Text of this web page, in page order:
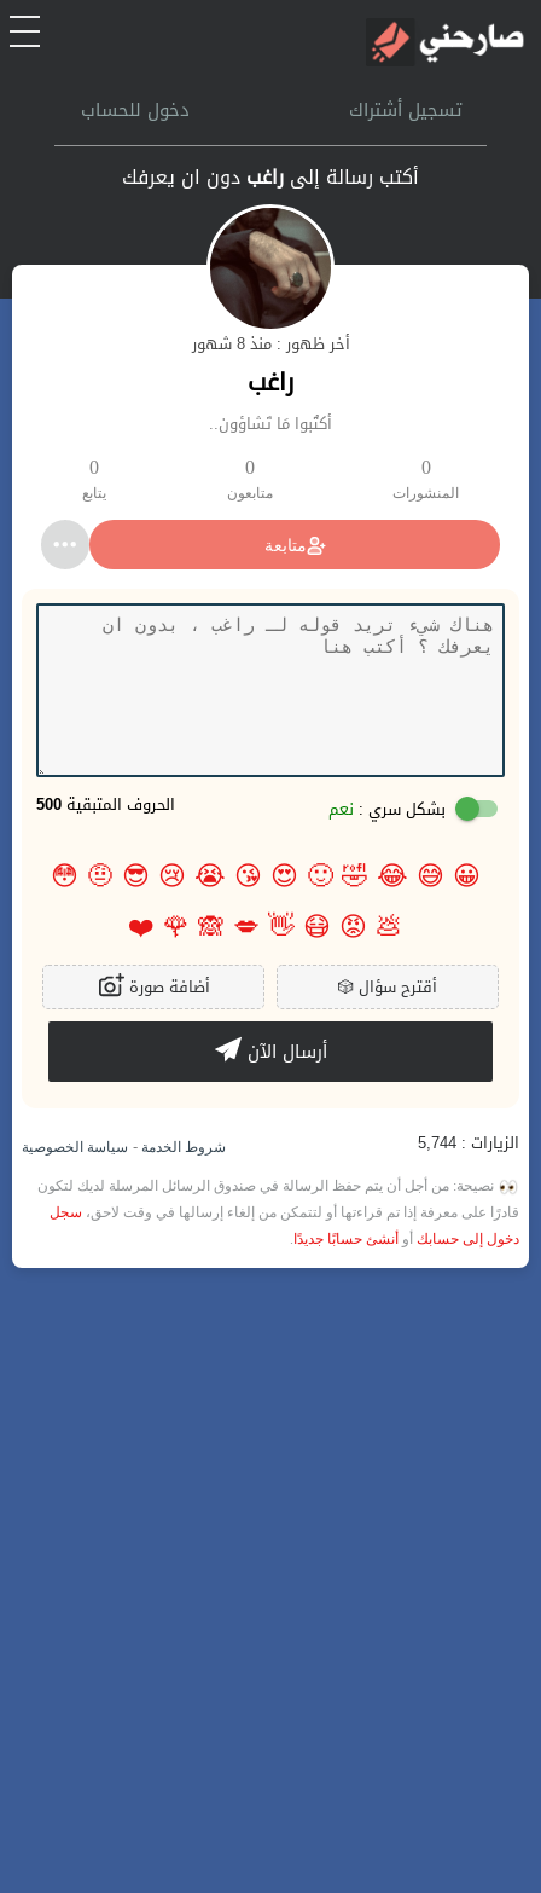
الرئيسيةتسجيل أشتراك دخول للحساب
أكتب رسالة إلىراغبدون ان يعرفك
أخر ظهور : منذ 8 شهور
راغب
أكتُبوا مَا تَشاؤون..
0
المنشورات
0
متابعون
0
يتابع
متابعة
500 الحروف المتبقية بشكل سري : نعم
😀
😅
😂
🤣
🙂
😍
😘
😭
😢
😎
🤨
😳
💩
😡
😷
👋
💋
🙈
🌹
❤️
🎲أقترح سؤال أضافة صورة
أرسال الآن
الزيارات : 5,744 شروط الخدمة - سياسة الخصوصية
نصيحة: من أجل أن يتم حفظ الرسالة في صندوق الرسائل المرسلة لديك لتكون
قادرًا على معرفة إذا تم قراءتها أو لتتمكن من إلغاء إرسالها في وقت لاحق، سجل
دخول إلى حسابك أو أنشئ حسابًا جديدًا .